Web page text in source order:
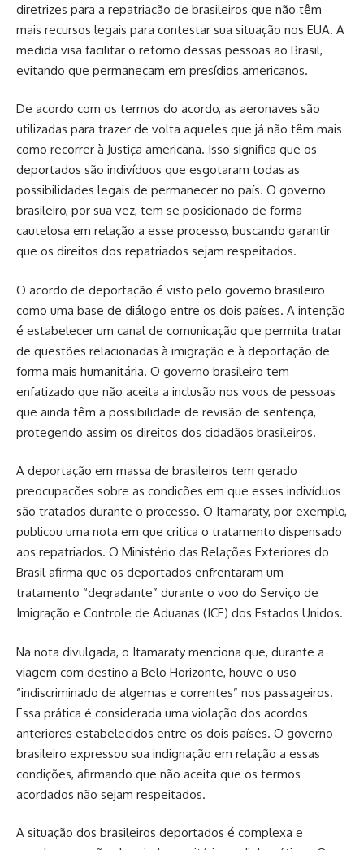
diretrizes para a repatriação de brasileiros que não têm
mais recursos legais para contestar sua situação nos EUA. A
medida visa facilitar o retorno dessas pessoas ao Brasil,
evitando que permaneçam em presídios americanos.
De acordo com os termos do acordo, as aeronaves são
utilizadas para trazer de volta aqueles que já não têm mais
como recorrer à Justiça americana. Isso significa que os
deportados são indivíduos que esgotaram todas as
possibilidades legais de permanecer no país. O governo
brasileiro, por sua vez, tem se posicionado de forma
cautelosa em relação a esse processo, buscando garantir
que os direitos dos repatriados sejam respeitados.
O acordo de deportação é visto pelo governo brasileiro
como uma base de diálogo entre os dois países. A intenção
é estabelecer um canal de comunicação que permita tratar
de questões relacionadas à imigração e à deportação de
forma mais humanitária. O governo brasileiro tem
enfatizado que não aceita a inclusão nos voos de pessoas
que ainda têm a possibilidade de revisão de sentença,
protegendo assim os direitos dos cidadãos brasileiros.
A deportação em massa de brasileiros tem gerado
preocupações sobre as condições em que esses indivíduos
são tratados durante o processo. O Itamaraty, por exemplo,
publicou uma nota em que critica o tratamento dispensado
aos repatriados. O Ministério das Relações Exteriores do
Brasil afirma que os deportados enfrentaram um
tratamento “degradante” durante o voo do Serviço de
Imigração e Controle de Aduanas (ICE) dos Estados Unidos.
Na nota divulgada, o Itamaraty menciona que, durante a
viagem com destino a Belo Horizonte, houve o uso
“indiscriminado de algemas e correntes” nos passageiros.
Essa prática é considerada uma violação dos acordos
anteriores estabelecidos entre os dois países. O governo
brasileiro expressou sua indignação em relação a essas
condições, afirmando que não aceita que os termos
acordados não sejam respeitados.
A situação dos brasileiros deportados é complexa e